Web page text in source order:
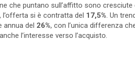
che puntano sull’affitto sono cresciute
l’offerta si è contratta del 17,5% . Un
annua del 26%, con l’unica differenza
anche l’interesse verso l’acquisto.